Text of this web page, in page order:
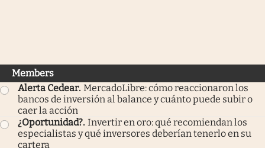
Members
Alerta Cedear. MercadoLibre: cómo reaccionaron los
bancos de inversión al balance y cuánto puede subir o
caer la acción
¿Oportunidad?. Invertir en oro: qué recomiendan los
especialistas y qué inversores deberían tenerlo en su
cartera